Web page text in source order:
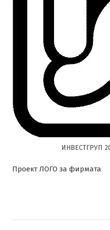
ИНВЕСТГРУП
Проект ЛОГО за фирмата